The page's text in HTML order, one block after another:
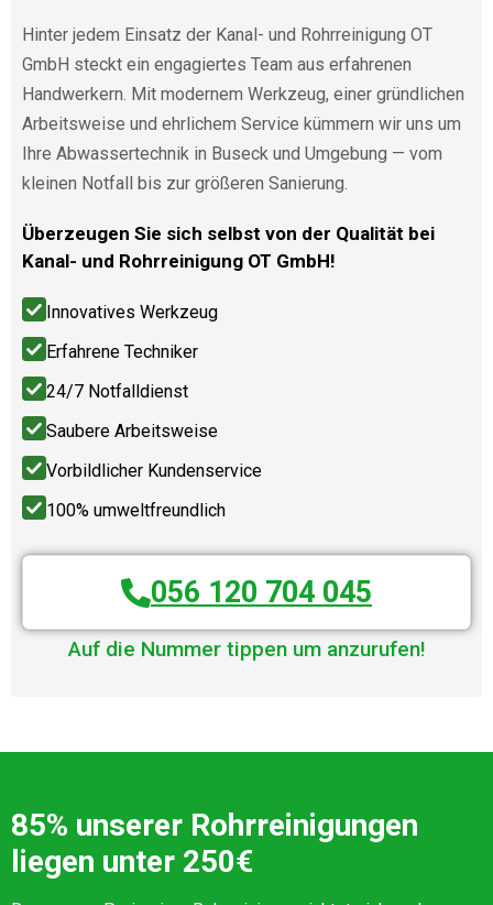
Hinter jedem Einsatz der Kanal- und Rohrreinigung OT
GmbH steckt ein engagiertes Team aus erfahrenen
Handwerkern. Mit modernem Werkzeug, einer gründlichen
Arbeitsweise und ehrlichem Service kümmern wir uns um
Ihre Abwassertechnik in Buseck und Umgebung — vom
kleinen Notfall bis zur größeren Sanierung.
Überzeugen Sie sich selbst von der Qualität bei
Kanal- und Rohrreinigung OT GmbH!
Innovatives Werkzeug
Erfahrene Techniker
24/7 Notfalldienst
Saubere Arbeitsweise
Vorbildlicher Kundenservice
100% umweltfreundlich
056 120 704 045
Auf die Nummer tippen um anzurufen!
85% unserer Rohrreinigungen
liegen unter 250€